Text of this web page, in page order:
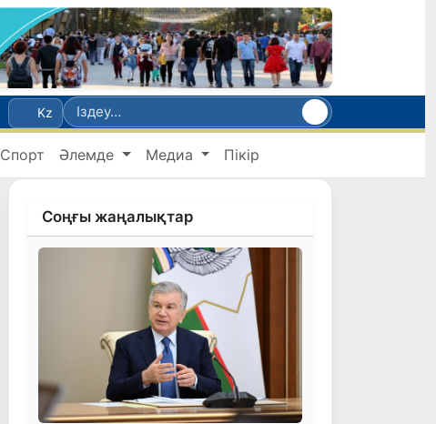
Kz
Спорт Әлемде Медиа Пікір
Соңғы жаңалықтар